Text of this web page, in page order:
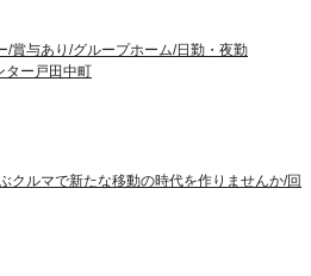
/賞与あり/グループホーム/日勤・夜勤
ター戸田中町
クルマで新たな移動の時代を作りませんか/回